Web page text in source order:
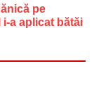
pe
a aplicat bătăi